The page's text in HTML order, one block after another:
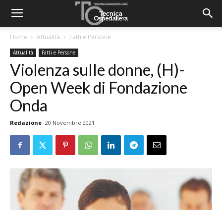
Home Attualità Fatti e Persone
Attualità Fatti e Persone
Violenza sulle donne, (H)-
Open Week di Fondazione
Onda
Redazione 20 Novembre 2021